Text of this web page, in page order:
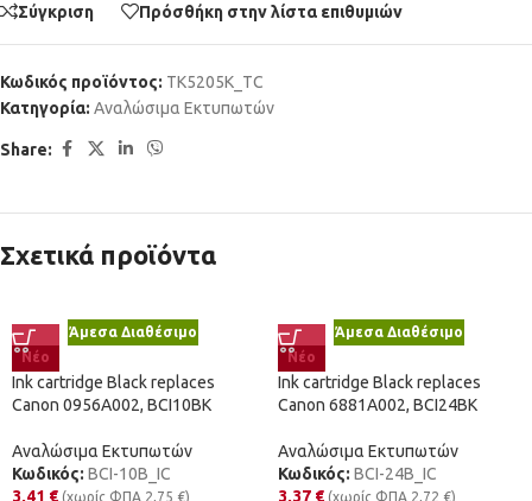
Σύγκριση Πρόσθήκη στην λίστα επιθυμιών
Κωδικός προϊόντος: TK5205K_TC
Κατηγορία: Αναλώσιμα Εκτυπωτών
Share:
Σχετικά προϊόντα
Άμεσα Διαθέσιμο
Νέο
Ink cartridge Black replaces
Canon 0956A002, BCI10BK
Αναλώσιμα Εκτυπωτών
Κωδικός: BCI-10B_IC
3,41 € (χωρίς ΦΠΑ 2,75 €)
Άμεσα Διαθέσιμο
Νέο
Ink cartridge Black replaces
Canon 6881A002, BCI24BK
Αναλώσιμα Εκτυπωτών
Κωδικός: BCI-24B_IC
3,37 € (χωρίς ΦΠΑ 2,72 €)